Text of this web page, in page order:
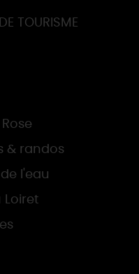
TOURISME
& randos
l'eau
Loiret